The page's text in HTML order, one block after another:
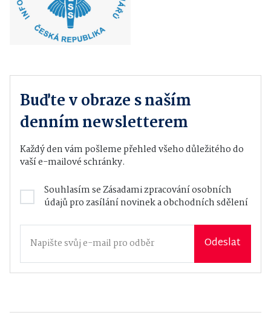
Buďte v obraze s naším
denním newsletterem
Každý den vám pošleme přehled všeho důležitého do
vaší e-mailové schránky.
Souhlasím seZásadami zpracování osobních
údajůpro zasílání novinek a obchodních sdělení
Odeslat